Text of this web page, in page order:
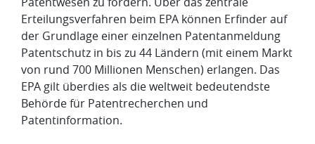
Erteilungsverfahren beim EPA können Erfinder auf
der Grundlage einer einzelnen Patentanmeldung
Patentschutz in bis zu 44 Ländern (mit einem Markt
von rund 700 Millionen Menschen) erlangen. Das
EPA gilt überdies als die weltweit bedeutendste
Behörde für Patentrecherchen und
Patentinformation.